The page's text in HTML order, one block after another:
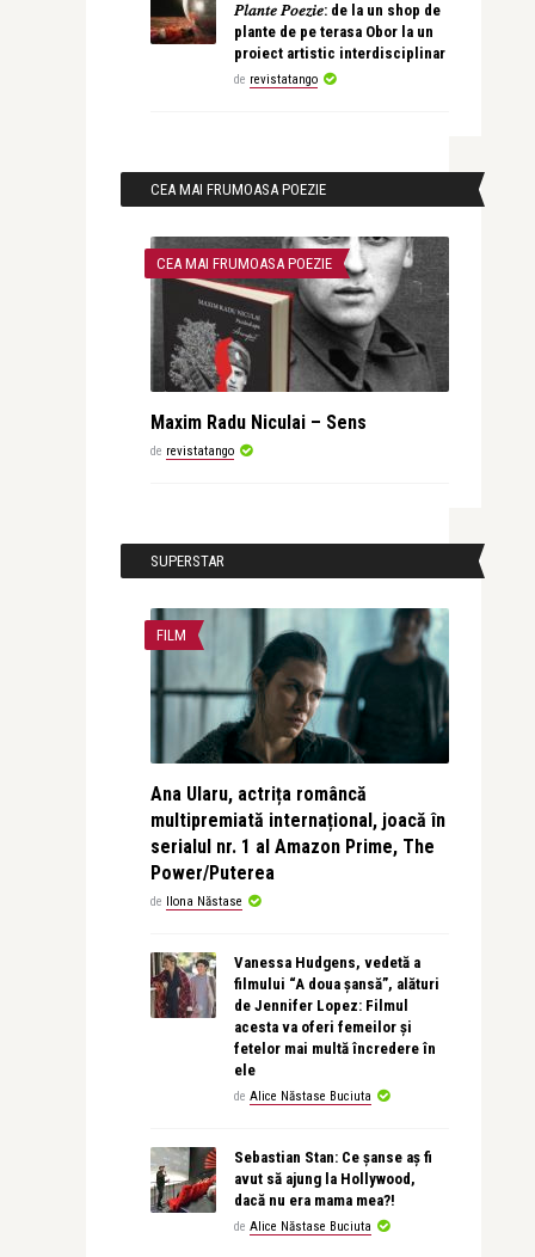
𝑃𝑙𝑎𝑛𝑡𝑒 𝑃𝑜𝑒𝑧𝑖𝑒: de la un shop de
plante de pe terasa Obor la un
proiect artistic interdisciplinar
de revistatango
CEA MAI FRUMOASA POEZIE
CEA MAI FRUMOASA POEZIE
Maxim Radu Niculai – Sens
de revistatango
SUPERSTAR
FILM
Ana Ularu, actrița româncă
multipremiată internațional, joacă în
serialul nr. 1 al Amazon Prime, The
Power/Puterea
de Ilona Năstase
Vanessa Hudgens, vedetă a
filmului “A doua șansă”, alături
de Jennifer Lopez: Filmul
acesta va oferi femeilor și
fetelor mai multă încredere în
ele
de Alice Năstase Buciuta
Sebastian Stan: Ce șanse aș fi
avut să ajung la Hollywood,
dacă nu era mama mea?!
de Alice Năstase Buciuta